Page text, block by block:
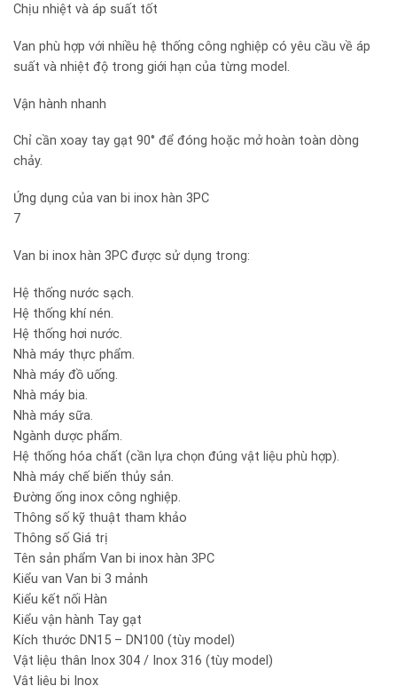
Chịu nhiệt và áp suất tốt
Van phù hợp với nhiều hệ thống công nghiệp có yêu cầu về áp
suất và nhiệt độ trong giới hạn của từng model.
Vận hành nhanh
Chỉ cần xoay tay gạt 90° để đóng hoặc mở hoàn toàn dòng
chảy.
Ứng dụng của van bi inox hàn 3PC
7
Van bi inox hàn 3PC được sử dụng trong:
Hệ thống nước sạch.
Hệ thống khí nén.
Hệ thống hơi nước.
Nhà máy thực phẩm.
Nhà máy đồ uống.
Nhà máy bia.
Nhà máy sữa.
Ngành dược phẩm.
Hệ thống hóa chất (cần lựa chọn đúng vật liệu phù hợp).
Nhà máy chế biến thủy sản.
Đường ống inox công nghiệp.
Thông số kỹ thuật tham khảo
Thông số Giá trị
Tên sản phẩm Van bi inox hàn 3PC
Kiểu van Van bi 3 mảnh
Kiểu kết nối Hàn
Kiểu vận hành Tay gạt
Kích thước DN15 – DN100 (tùy model)
Vật liệu thân Inox 304 / Inox 316 (tùy model)
Vật liệu bi Inox